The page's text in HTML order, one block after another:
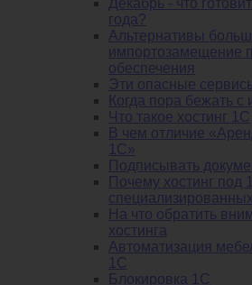
Декабрь - что
года?
Альтернативы
импортозамещение
обеспечения
Эти опасные
Когда пора бежать с
Что такое хостинг 1С
В чем отличие
1С»
Подписывать
Почему хостинг под
На что обратить
хостинга
Автоматизация
1С
Блокировка 1С